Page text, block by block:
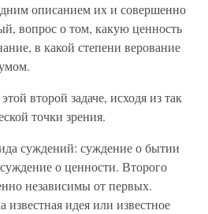
описанием их и совершенно
вопрос о том, какую ценность
в какой степени верование
второй задаче, исходя из так
точки зрения.
суждений: суждение о бытии
о ценности. Второго
независимы от первых.
идея или известное